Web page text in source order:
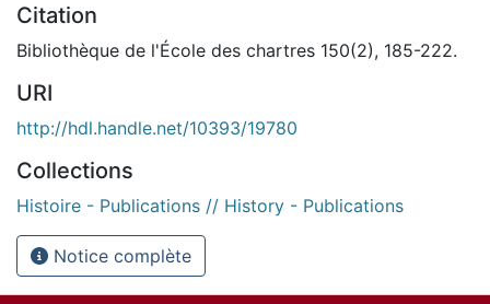
Citation
Bibliothèque de l'École des chartres 150(2), 185-222.
URI
http://hdl.handle.net/10393/19780
Collections
Histoire - Publications // History - Publications
Notice complète